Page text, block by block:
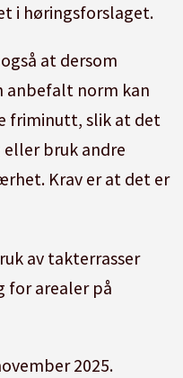
i høringsforslaget.
at dersom
anbefalt norm kan
friminutt, slik at det
bruk andre
Krav er at det er
av takterrasser
for arealer på
2025.